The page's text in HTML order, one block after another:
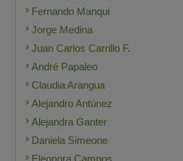
Fernando Manqui
Jorge Medina
Juan Carlos Carrillo F.
André Papaleo
Claudia Arangua
Alejandro Antúnez
Alejandra Ganter
Daniela Simeone
Eleonora Campos